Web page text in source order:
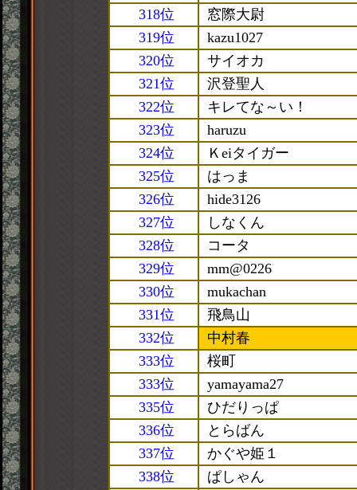
318位
窓際大尉
319位
kazu1027
320位
サイオカ
321位
沢登聖人
322位
キレてな～い！
323位
haruzu
324位
Ｋeiタイガー
325位
はっま
326位
hide3126
327位
しなくん
328位
コータ
329位
mm@0226
330位
mukachan
331位
飛鳥山
332位
中村春
333位
桜町
333位
yamayama27
335位
ひだりっぱ
336位
とらばん
337位
かぐや姫１
338位
ぱしゃん